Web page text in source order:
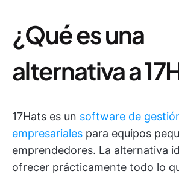
¿Qué es una
alternativa a
17Hats es un software de
empresariales para equipos
emprendedores. La alternativa
ofrecer prácticamente todo lo